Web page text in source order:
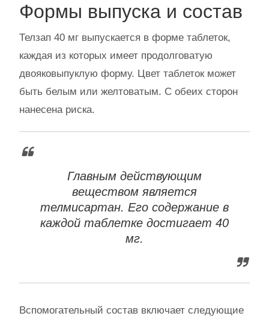
Формы выпуска и состав
Телзап 40 мг выпускается в форме таблеток,
каждая из которых имеет продолговатую
двояковыпуклую форму. Цвет таблеток может
быть белым или желтоватым. С обеих сторон
нанесена риска.
Главным действующим
веществом является
телмисартан. Его содержание в
каждой таблетке достигает 40
мг.
Вспомогательный состав включает следующие